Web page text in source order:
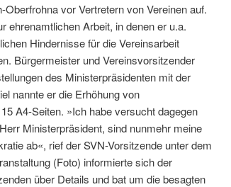
vor Vertretern von Vereinen auf.
ehrenamtlichen Arbeit, in denen er u.a.
Hindernisse für die Vereinsarbeit
Bürgermeister und Vereinsvorsitzender
des Ministerpräsidenten mit der
nannte er die Erhöhung von
A4-Seiten. »Ich habe versucht dagegen
Ministerpräsident, sind nunmehr meine
ab«, rief der SVN-Vorsitzende unter dem
(Foto) informierte sich der
über Details und bat um die besagten